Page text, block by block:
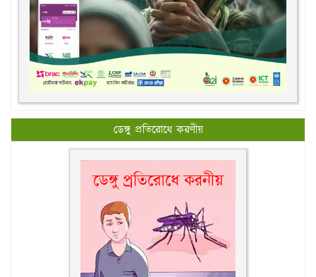
ডেঙ্গু প্রতিরোধে করণীয়